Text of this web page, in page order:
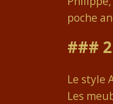
poche
###
Le style
Les